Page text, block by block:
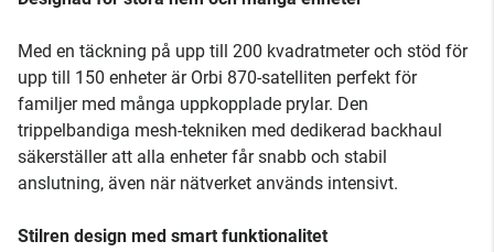
Med en täckning på upp till 200 kvadratmeter och stöd för
upp till 150 enheter är Orbi 870-satelliten perfekt för
familjer med många uppkopplade prylar. Den
trippelbandiga mesh-tekniken med dedikerad backhaul
säkerställer att alla enheter får snabb och stabil
anslutning, även när nätverket används intensivt.
Stilren design med smart funktionalitet